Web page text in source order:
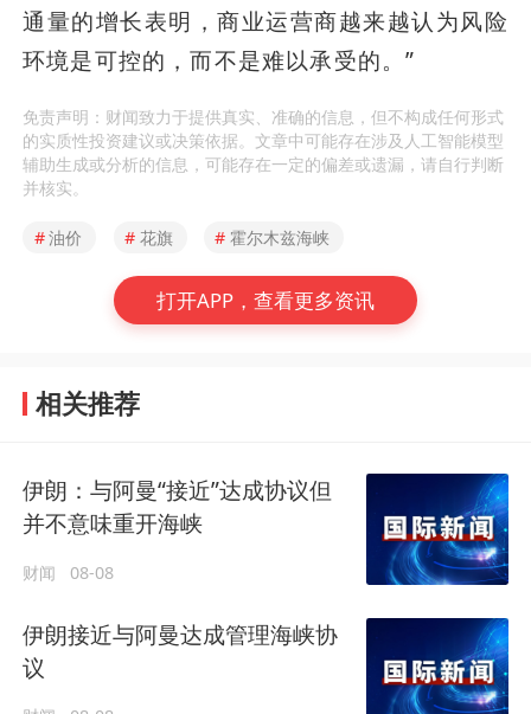
通量的增长表明，商业运营商越来越认为风险
环境是可控的，而不是难以承受的。”
免责声明：财闻致力于提供真实、准确的信息，但不构成任何形式
的实质性投资建议或决策依据。文章中可能存在涉及人工智能模型
辅助生成或分析的信息，可能存在一定的偏差或遗漏，请自行判断
并核实。
#油价 # 花旗 # 霍尔木兹海峡
打开APP，查看更多资讯
相关推荐
伊朗：与阿曼“接近”达成协议但
并不意味重开海峡
财闻 08-08
伊朗接近与阿曼达成管理海峡协
议